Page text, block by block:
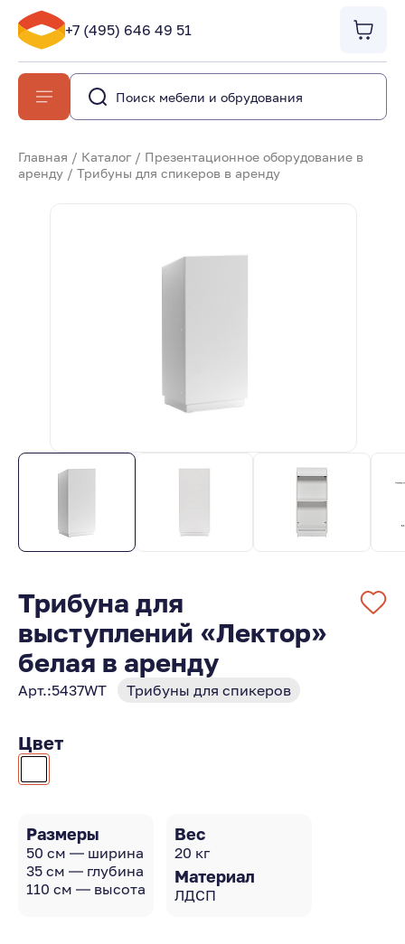
+7 (495) 646 49 51
Главная / Каталог / Презентационное оборудование в
аренду / Трибуны для спикеров в аренду
Трибуна для
выступлений «Лектор»
белая в аренду
Арт.:5437WT Трибуны для спикеров
Цвет
Размеры
50 см — ширина
35 см — глубина
110 см — высота
Вес
20 кг
Материал
ЛДСП